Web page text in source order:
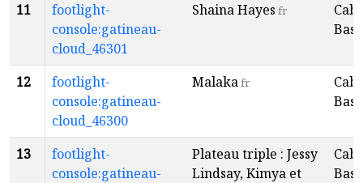
11
footlight-
console:gatineau-
cloud_46301
Shaina Hayes fr
12
footlight-
console:gatineau-
cloud_46300
Malakafr
13
footlight-
console:gatineau-
Plateau triple : Jessy
Lindsay, Kimya et